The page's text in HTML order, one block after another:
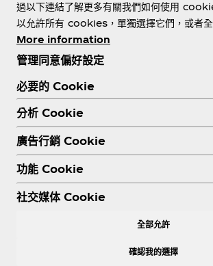
關於我們
需要協助？
法務
過以下連結了解更多有關我們如何使用
以允許所有 cookies，單獨選擇它們，或者全
More information
管理同意偏好設定
必要的 Cookie
分析 Cookie
廣告行銷 Cookie
功能 Cookie
社交媒体 Cookie
全部允許
確認我的選擇